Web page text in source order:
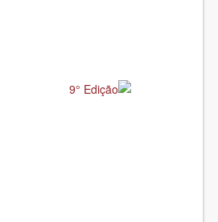
9° Edição